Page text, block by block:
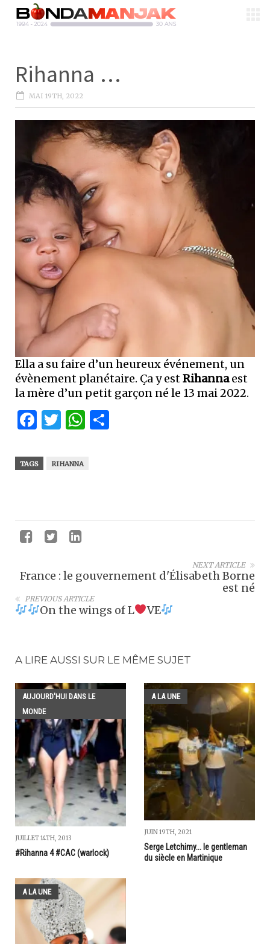
Rihanna …
MAI 19TH, 2022
Ella a su faire d’un heureux événement, un
évènement planétaire. Ça y estRihannaest
la mère d’un petit garçon né le 13 mai 2022.
Facebook
Twitter
WhatsApp
TAGS RIHANNA
NEXT ARTICLE
France : le gouvernement d'Élisabeth Borne
est né
PREVIOUS ARTICLE
On the wings of L VE
A LIRE AUSSI SUR LE MÊME SUJET
AUJOURD'HUI DANS LE
MONDE
JUILLET 14TH, 2013
#Rihanna 4 #CAC (warlock)
A LA UNE
JUIN 19TH, 2021
Serge Letchimy... le gentleman
du siècle en Martinique
A LA UNE